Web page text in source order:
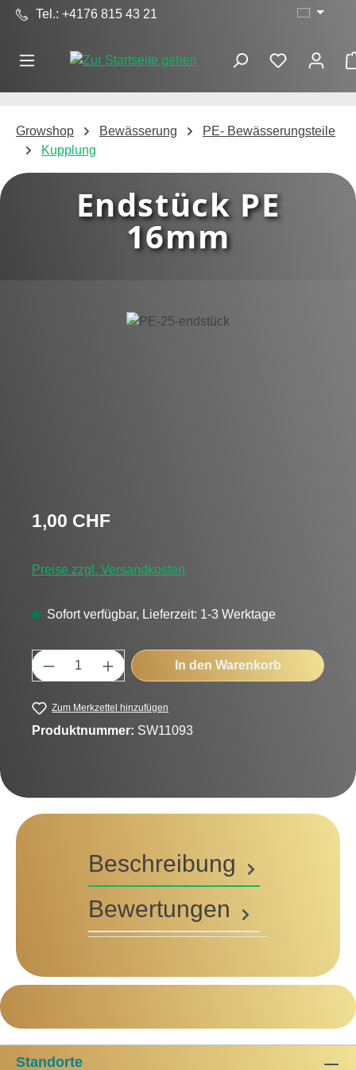
Zum Hauptinhalt springen
Tel.: +4176 815 43 21
Growshop Bewässerung
PE- Bewässerungsteile
Kupplung
Endstück PE
16mm
Bildergalerie überspringen
Regulärer Preis:
1,00 CHF
Preise zzgl. Versandkosten
Sofort verfügbar, Lieferzeit: 1-3 Werktage
Produkt Anzahl: Gib den gewünschten
In den Warenkorb
Zum Merkzettel hinzufügen
Produktnummer: SW11093
Beschreibung
Bewertungen
Standorte